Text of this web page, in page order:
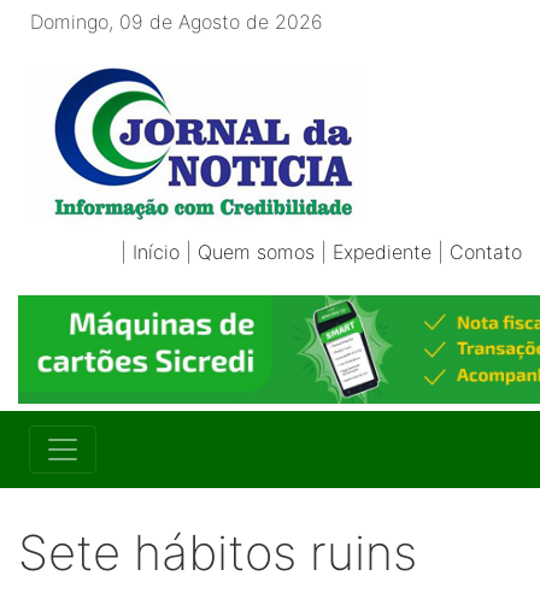
Domingo, 09 de Agosto de 2026
Início Quem somos Expediente Contato
Sete hábitos ruins